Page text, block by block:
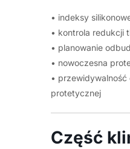
• indeksy
• kontrola redukcji
• planowanie
• nowoczesna
•
protetycznej
Część